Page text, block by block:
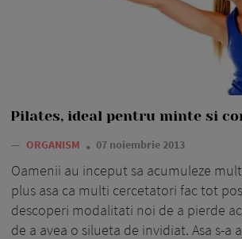
Pilates, ideal pentru minte si
— ORGANISM 07 noiembrie 2013
Oamenii au inceput sa acumuleze
plus asa ca multi cercetatori fac tot
descoperi modalitati noi de a pierde
de a avea o silueta de invidiat. Asa s-a